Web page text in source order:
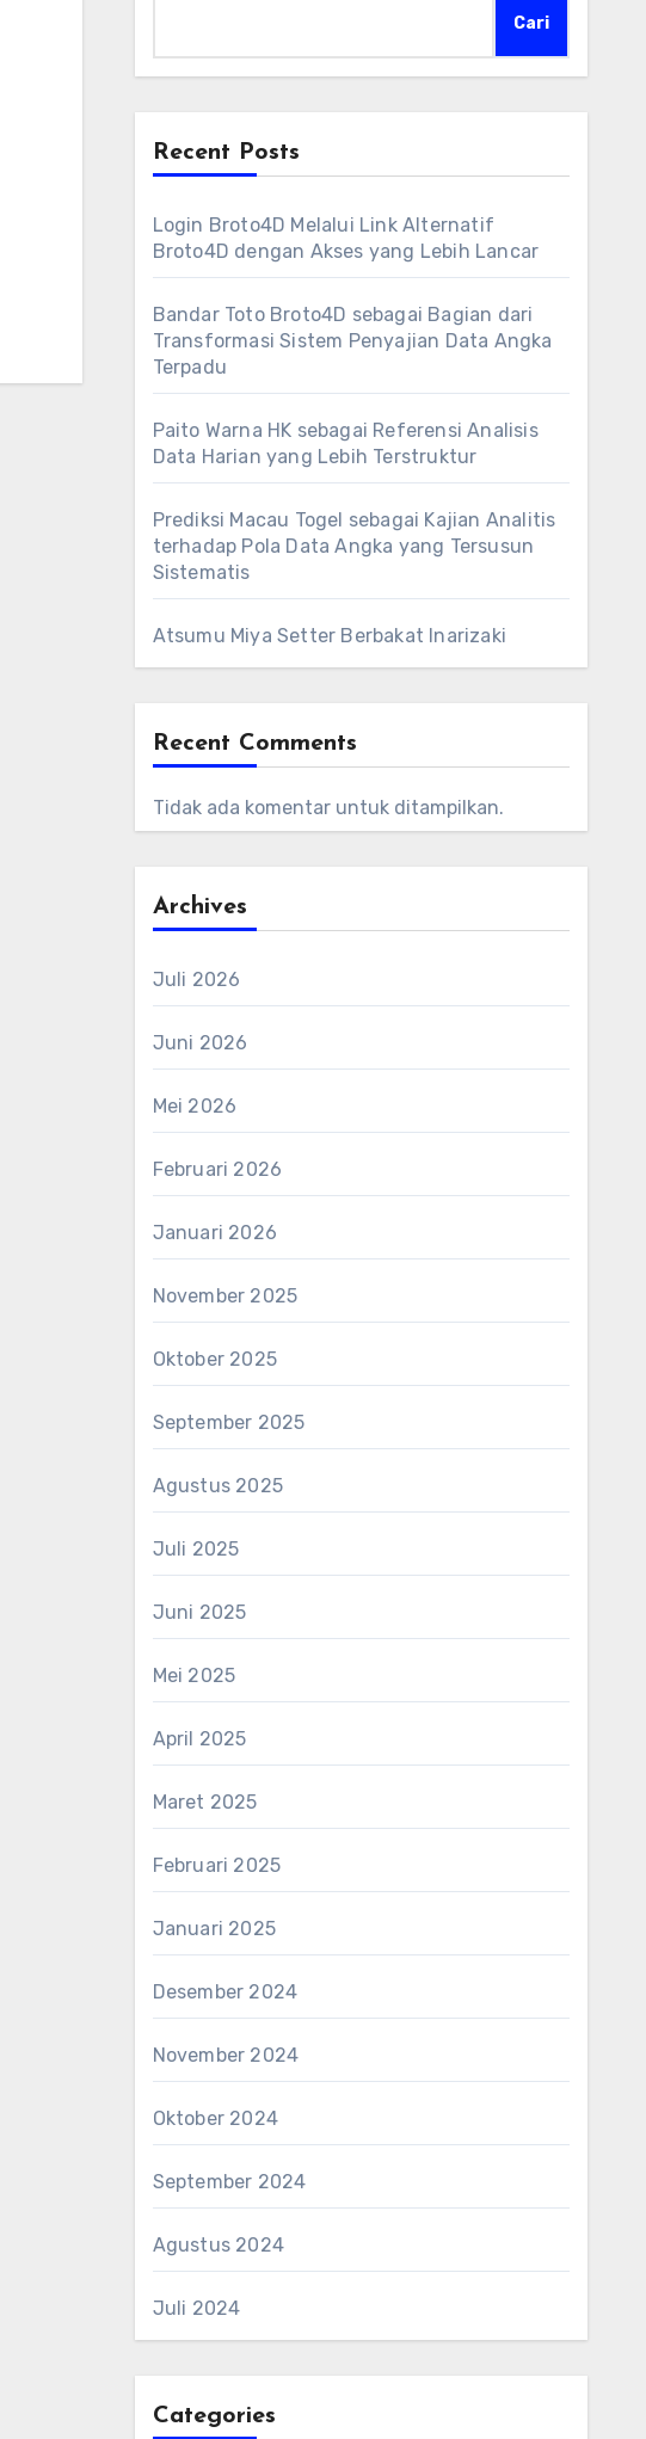
Cari
Recent Posts
Login Broto4D Melalui Link Alternatif
Broto4D dengan Akses yang Lebih Lancar
Bandar Toto Broto4D sebagai Bagian dari
Transformasi Sistem Penyajian Data Angka
Terpadu
Paito Warna HK sebagai Referensi Analisis
Data Harian yang Lebih Terstruktur
Prediksi Macau Togel sebagai Kajian Analitis
terhadap Pola Data Angka yang Tersusun
Sistematis
Atsumu Miya Setter Berbakat Inarizaki
Recent Comments
Tidak ada komentar untuk ditampilkan.
Archives
Juli 2026
Juni 2026
Mei 2026
Februari 2026
Januari 2026
November 2025
Oktober 2025
September 2025
Agustus 2025
Juli 2025
Juni 2025
Mei 2025
April 2025
Maret 2025
Februari 2025
Januari 2025
Desember 2024
November 2024
Oktober 2024
September 2024
Agustus 2024
Juli 2024
Categories